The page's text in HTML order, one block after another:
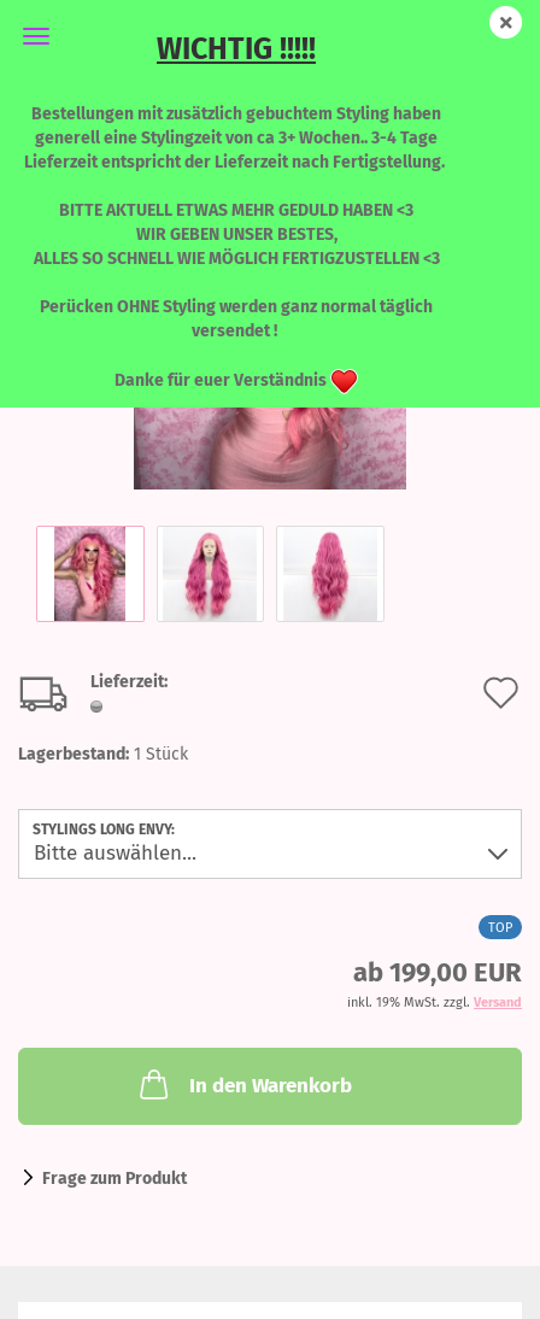
WICHTIG !!!!!
Bestellungen mit zusätzlich gebuchtem Styling haben
generell eine Stylingzeit von ca 3+ Wochen.. 3-4 Tage
Lieferzeit entspricht der Lieferzeit nach Fertigstellung.
BITTE AKTUELL ETWAS MEHR GEDULD HABEN <3
WIR GEBEN UNSER BESTES,
ALLES SO SCHNELL WIE MÖGLICH FERTIGZUSTELLEN <3
Perücken OHNE Styling werden ganz normal täglich
versendet !
Danke für euer Verständnis
LONG Envy - FARRAH - Limited Edition
Lieferzeit:
Lagerbestand: 1 Stück
STYLINGS LONG ENVY:
TOP
ab 199,00 EUR
inkl. 19% MwSt. zzgl. Versand
In den Warenkorb
Frage zum Produkt